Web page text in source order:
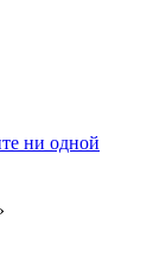
ни одной